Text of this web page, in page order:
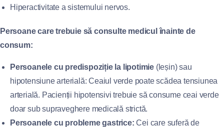
Hiperactivitate a sistemului nervos.
Persoane care trebuie să consulte medicul înainte de
consum:
Persoanele cu predispoziție la lipotimie (leșin) sau
hipotensiune arterială: Ceaiul verde poate scădea tensiunea
arterială. Pacienții hipotensivi trebuie să consume ceai verde
doar sub supraveghere medicală strictă.
Persoanele cu probleme gastrice: Cei care suferă de